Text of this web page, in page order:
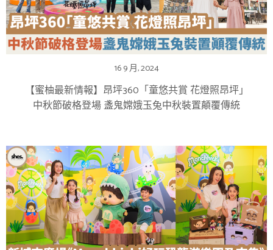
16 9 月, 2024
【蜜柚最新情報】昂坪360「童悠共賞 花燈照昂坪」
中秋節破格登場 盞鬼嫦娥玉兔中秋裝置顛覆傳統